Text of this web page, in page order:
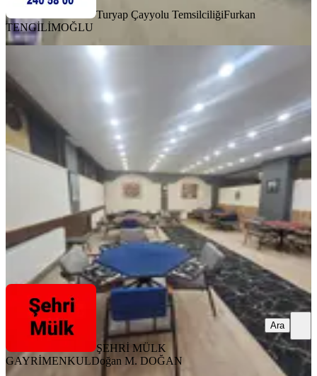
Turyap Çayyolu TemsilciliğiFurkan
TENGİLİMOĞLU
Her İşe Uygun Genel İşler İçin
Dükkan Otomobil Bakım İstasyonu
Düğün Kokteyl Nikah Balo Salonu
Mamak, Türközü Mahallesi
5+ Oda· · Bahçe katı·24.04.2026
16.400.000 ₺16.800.000 ₺
ŞEHRİ MÜLK GAYRİMENKULDoğan M. DOĞAN
ŞEHRİ MÜLK
GAYRİMENKULDoğan M. DOĞAN
Ara